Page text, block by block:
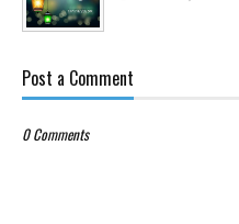
Post a Comment
0 Comments